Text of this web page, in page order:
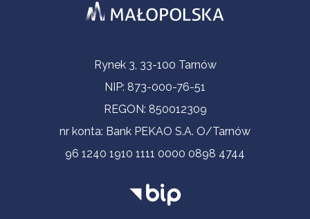
Informacje kontaktoweRynek 3, 33-100 Tarnów
NIP: 873-000-76-51
REGON: 850012309
nr konta: Bank PEKAO S.A. O/Tarnów
96 1240 1910 1111 0000 0898 4744